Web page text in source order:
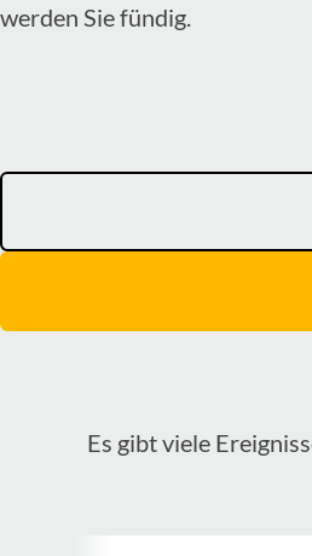
werden Sie fündig.
Es gibt viele